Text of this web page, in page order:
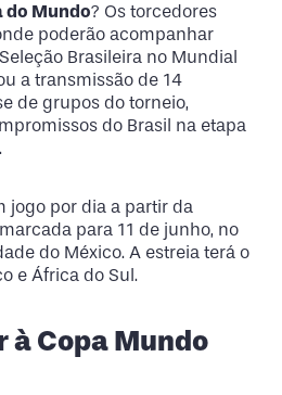
do Mundo? Os torcedores
poderão acompanhar
Brasileira no Mundial
a transmissão de 14
de grupos do torneio,
do Brasil na etapa
jogo por dia a partir da
para 11 de junho, no
do México. A estreia terá o
e África do Sul.
à Copa Mundo